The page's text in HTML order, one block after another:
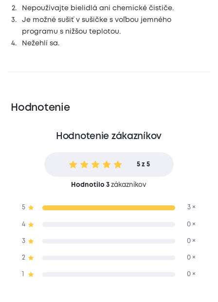
Nepoužívajte bielidlá ani chemické čističe.
Je možné sušiť v sušičke s voľbou jemného
programu s nižšou teplotou.
Nežehlí sa.
Hodnotenie
Hodnotenie zákazníkov
5 z 5
Hodnotilo 3 zákazníkov
5 3 ×
4 0 ×
3 0 ×
2 0 ×
0 ×